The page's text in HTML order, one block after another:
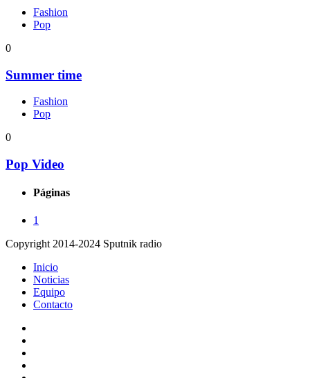
Fashion
Pop
0
Summer time
Fashion
Pop
0
Pop Video
Páginas
1
Copyright 2014-2024 Sputnik radio
Inicio
Noticias
Equipo
Contacto